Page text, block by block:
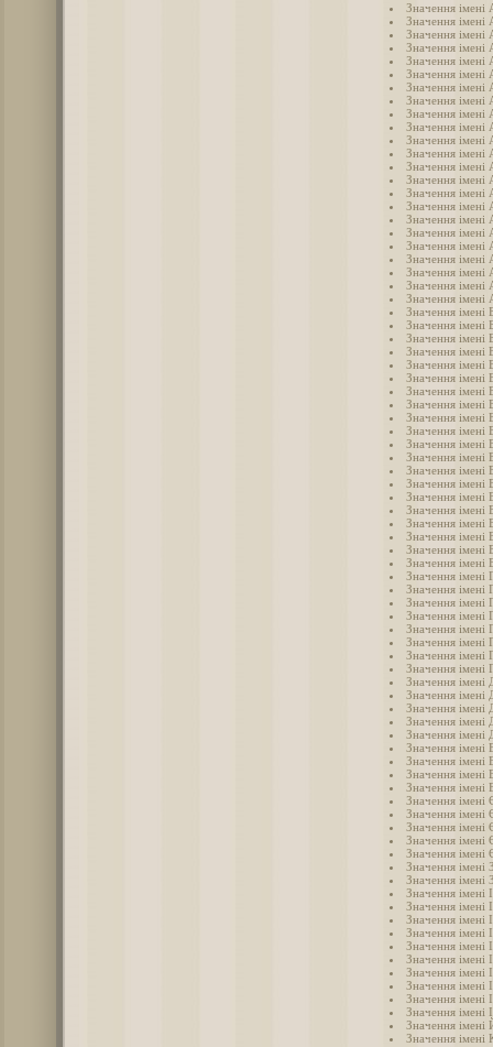
Значення імені
Значення імені
Значення імені
Значення імені
Значення імені
Значення імені
Значення імені
Значення імені
Значення імені
Значення імені
Значення імені
Значення імені
Значення імені
Значення імені
Значення імені
Значення імені
Значення імені
Значення імені
Значення імені
Значення імені
Значення імені
Значення імені
Значення імені
Значення імені
Значення імені
Значення імені
Значення імені
Значення імені
Значення імені
Значення імені
Значення імені
Значення імені
Значення імені
Значення імені
Значення імені
Значення імені
Значення імені
Значення імені
Значення імені
Значення імені
Значення
Значення імені
Значення імені
Значення імені
Значення імені
Значення імені
Значення імені
Значення імені
Значення імені
Значення імені
Значення імені
Значення імені
Значення імені
Значення імені
Значення імені
Значення імені
Значення імені
Значення імені
Значення імені
Значення імені
Значення імені
Значення імені
Значення імені
Значення імені
Значення імені
Значення імені
Значення імені
Значення імені
Значення імені
Значення імені
Значення імені
Значення імені
Значення імені
Значення імені
Значення імені
Значення імені
Значення імені
Значення імені
Значення імені